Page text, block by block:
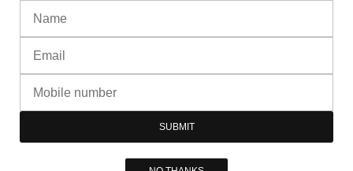
SUBMIT